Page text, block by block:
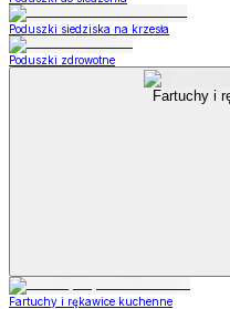
Poduszki siedziska na krzesła
Poduszki zdrowotne
Fartuchy i
Fartuchy i rękawice kuchenne